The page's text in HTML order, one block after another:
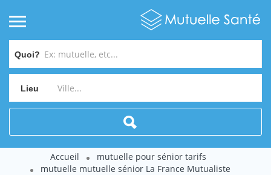
Quoi?
Lieu
Accueil
mutuelle pour sénior tarifs
mutuelle mutuelle sénior La France Mutualiste